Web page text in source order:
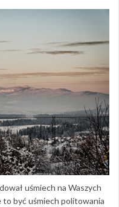
uśmiech na Waszych
to być uśmiech politowania